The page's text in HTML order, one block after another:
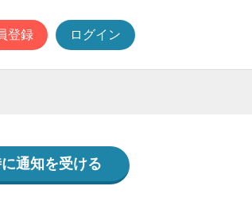
登録 ログイン
通知を受ける